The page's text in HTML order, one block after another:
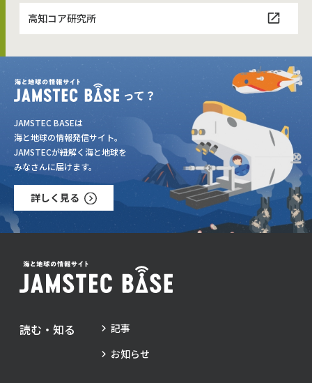
高知コア研究所
JAMSTEC BASEは
海と地球の情報発信サイト。
JAMSTECが紐解く海と地球を
みなさんに届けます。
詳しく見る
読む・知る
記事
お知らせ